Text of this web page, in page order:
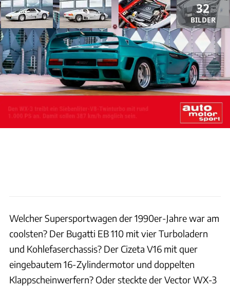
32
BILDER
ANZEIGE
Welcher Supersportwagen der 1990er-Jahre war am
coolsten? Der Bugatti EB 110 mit vier Turboladern
und Kohlefaserchassis? Der Cizeta V16 mit quer
eingebautem 16-Zylindermotor und doppelten
Klappscheinwerfern? Oder steckte der Vector WX-3